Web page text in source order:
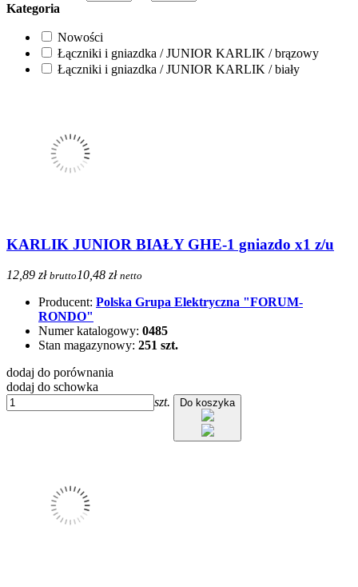
Kategoria
Nowości
Łączniki i gniazdka / JUNIOR KARLIK / brązowy
Łączniki i gniazdka / JUNIOR KARLIK / biały
KARLIK JUNIOR BIAŁY GHE-1 gniazdo x1 z/u
12,89 zł brutto 10,48 zł netto
Producent: Polska Grupa Elektryczna "FORUM-
RONDO"
Numer katalogowy: 0485
Stan magazynowy: 251 szt.
dodaj do porównania
dodaj do schowka
szt.
Do koszyka